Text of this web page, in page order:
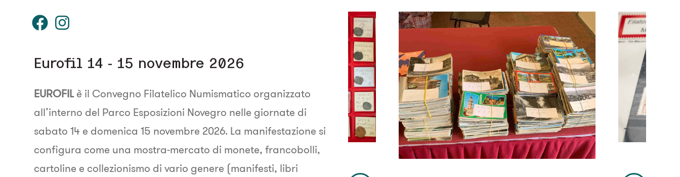
Eurofil 14 - 15 novembre 2026
EUROFILè il Convegno Filatelico Numismatico organizzato
all’interno del Parco Esposizioni Novegro nelle giornate di
sabato 14 e domenica 15 novembre 2026. La manifestazione si
configura come una mostra-mercato di monete, francobolli,
cartoline e collezionismo di vario genere (manifesti, libri